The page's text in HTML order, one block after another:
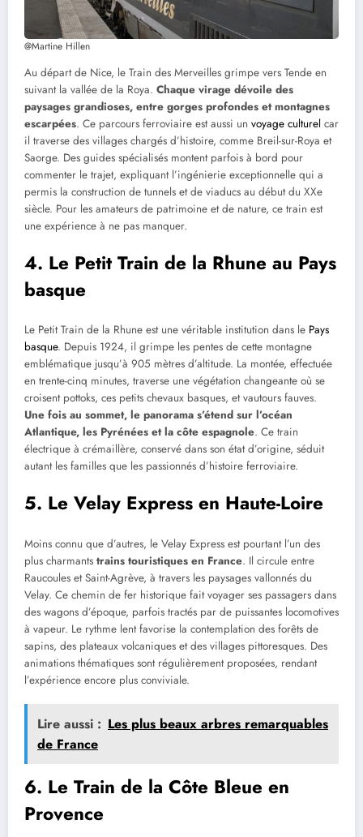
@Martine Hillen
Au départ de Nice, le Train des Merveilles grimpe vers Tende en
suivant la vallée de la Roya. Chaque virage dévoile des
paysages grandioses, entre gorges profondes et montagnes
escarpées. Ce parcours ferroviaire est aussi un voyage culturel car
il traverse des villages chargés d’histoire, comme Breil-sur-Roya et
Saorge. Des guides spécialisés montent parfois à bord pour
commenter le trajet, expliquant l’ingénierie exceptionnelle qui a
permis la construction de tunnels et de viaducs au début du XXe
siècle. Pour les amateurs de patrimoine et de nature, ce train est
une expérience à ne pas manquer.
4. Le Petit Train de la Rhune au Pays
basque
Le Petit Train de la Rhune est une véritable institution dans le Pays
basque. Depuis 1924, il grimpe les pentes de cette montagne
emblématique jusqu’à 905 mètres d’altitude. La montée, effectuée
en trente-cinq minutes, traverse une végétation changeante où se
croisent pottoks, ces petits chevaux basques, et vautours fauves.
Une fois au sommet, le panorama s’étend sur l’océan
Atlantique, les Pyrénées et la côte espagnole. Ce train
électrique à crémaillère, conservé dans son état d’origine, séduit
autant les familles que les passionnés d’histoire ferroviaire.
5. Le Velay Express en Haute-Loire
Moins connu que d’autres, le Velay Express est pourtant l’un des
plus charmants trains touristiques en France. Il circule entre
Raucoules et Saint-Agrève, à travers les paysages vallonnés du
Velay. Ce chemin de fer historique fait voyager ses passagers dans
des wagons d’époque, parfois tractés par de puissantes locomotives
à vapeur. Le rythme lent favorise la contemplation des forêts de
sapins, des plateaux volcaniques et des villages pittoresques. Des
animations thématiques sont régulièrement proposées, rendant
l’expérience encore plus conviviale.
Lire aussi : Les plus beaux arbres remarquables
de France
6. Le Train de la Côte Bleue en
Provence